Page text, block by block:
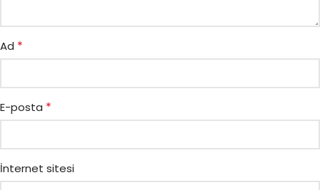
Ad *
E-posta *
İnternet sitesi